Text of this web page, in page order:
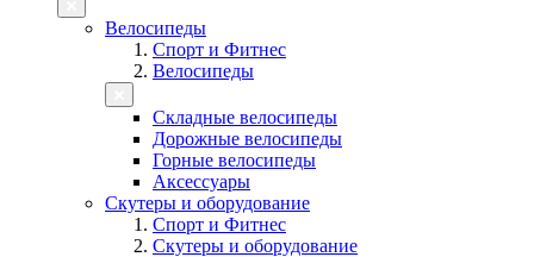
Велосипеды
Спорт и Фитнес
Велосипеды
Складные велосипеды
Дорожные велосипеды
Горные велосипеды
Аксессуары
Скутеры и оборудование
Спорт и Фитнес
Скутеры и оборудование